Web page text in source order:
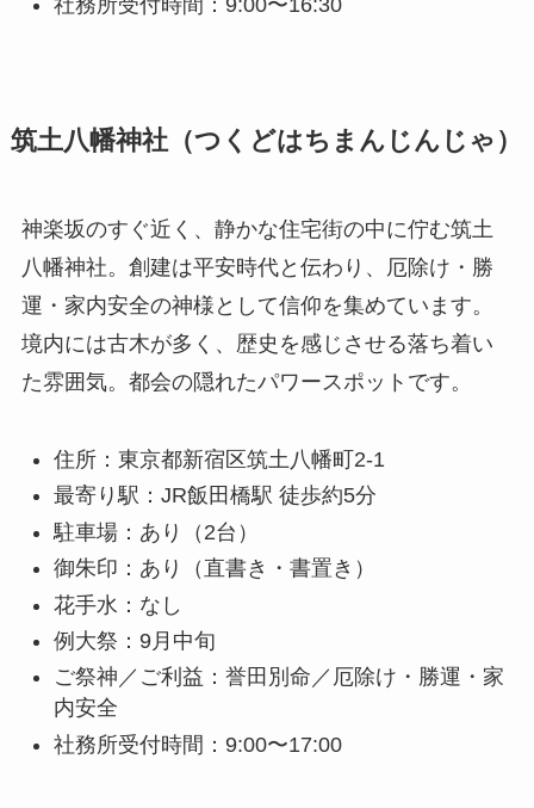
筑土八幡神社（つくどはちまんじんじゃ）
神楽坂のすぐ近く、静かな住宅街の中に佇む筑土
八幡神社。創建は平安時代と伝わり、厄除け・勝
運・家内安全の神様として信仰を集めています。
境内には古木が多く、歴史を感じさせる落ち着い
た雰囲気。都会の隠れたパワースポットです。
住所：東京都新宿区筑土八幡町2-1
最寄り駅：JR飯田橋駅 徒歩約5分
駐車場：あり（2台）
御朱印：あり（直書き・書置き）
花手水：なし
例大祭：9月中旬
ご祭神／ご利益：誉田別命／厄除け・勝運・家
内安全
社務所受付時間：9:00〜17:00